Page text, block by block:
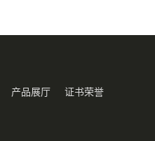
产品展厅 证书荣誉